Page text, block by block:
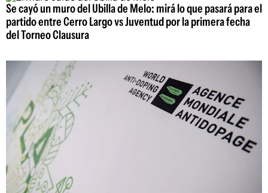
Se cayó un muro del Ubilla de Melo: mirá lo que pasará para el
partido entre Cerro Largo vs Juventud por la primera fecha
del Torneo Clausura